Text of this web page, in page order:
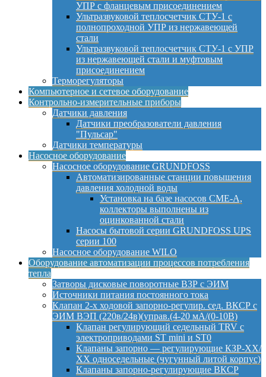
УПР с фланцевым присоединением
Ультразвуковой теплосчетчик СТУ-1 с
полнопроходной УПР из нержавеющей
стали
Ультразвуковой теплосчетчик СТУ-1 с УПР
из нержавеющей стали и муфтовым
присоединением
Терморегуляторы
Компьютерное и сетевое оборудование
Контрольно-измерительные приборы
Датчики давления
Датчики преобразователи давления
"Пульсар"
Датчики температуры
Насосное оборудование
Насосное оборудование GRUNDFOSS
Автоматизированные станции повышения
давления холодной воды
Установка на базе насосов CME-A,
коллекторы выполнены из
оцинкованной стали
Насосы бытовой серии GRUNDFOSS UPS
серии 100
Насосное оборудование WILO
Оборудование автоматизации процессов потребления
тепла
Затворы дисковые поворотные ВЗР с ЭИМ
Источники питания постоянного тока
Клапан 2-х ходовой запорно-регулир. сед. ВКСР с
ЭИМ ВЭП (220в/24в)(управ.(4-20 мА/(0-10В)
Клапан регулирующий седельный TRV с
электроприводами ST mini и ST0
Клапаны запорно — регулирующие КЗР-ХХ/
ХХ односедельные (чугунный литой корпус)
Клапаны запорно-регулирующие ВКСР